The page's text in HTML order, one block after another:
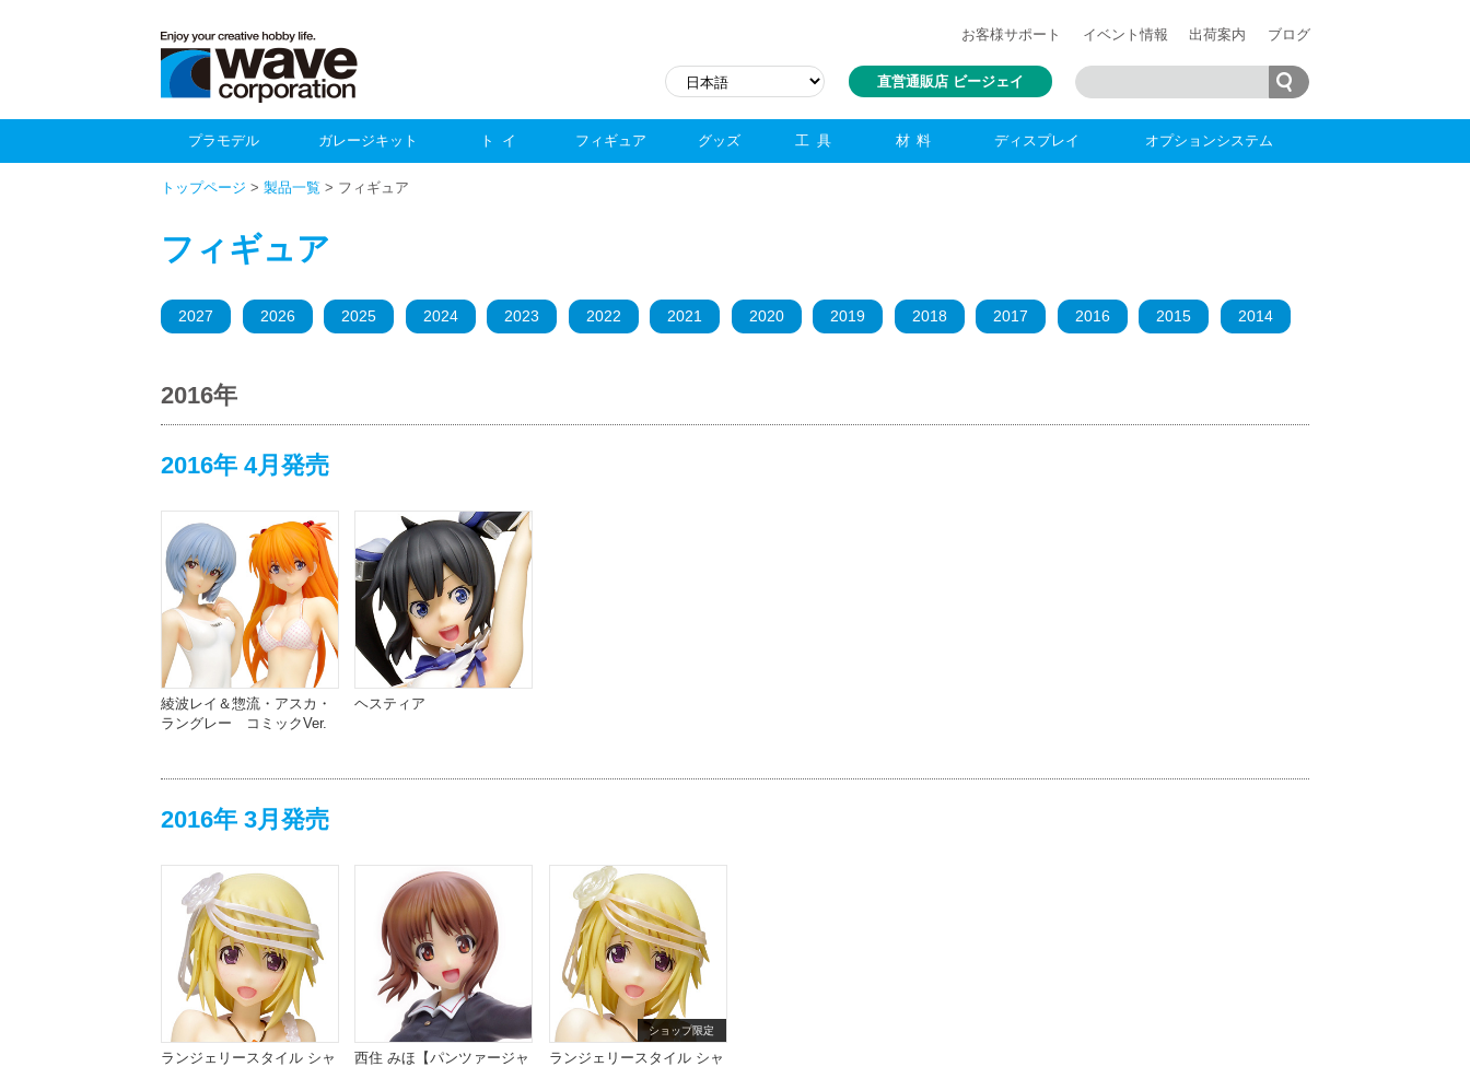
お客様サポート イベント情報 出荷案内 ブログ
直営通販店 ビージェイ
プラモデル ガレージキット トイ フィギュア グッズ 工具 材料 ディスプレイ オプションシステム
トップページ > 製品一覧 > フィギュア
フィギュア
2027 2026 2025 2024 2023 2022 2021 2020 2019 2018 2017 2016 2015 2014
2016年
2016年 4月発売
綾波レイ＆惣流・アスカ・
ラングレー コミックVer.
ヘスティア
2016年 3月発売
ランジェリースタイル シャ
西住 みほ【パンツァージャ
ショップ限定
ランジェリースタイル シャ